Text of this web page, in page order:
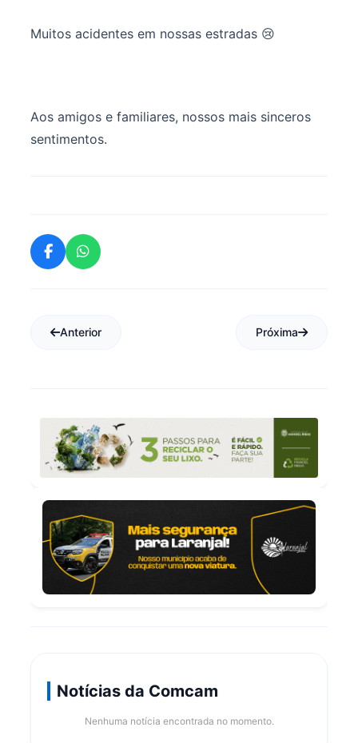
Muitos acidentes em nossas estradas 😢
Aos amigos e familiares, nossos mais sinceros
sentimentos.
Anterior Próxima
Notícias da Comcam
Nenhuma notícia encontrada no momento.